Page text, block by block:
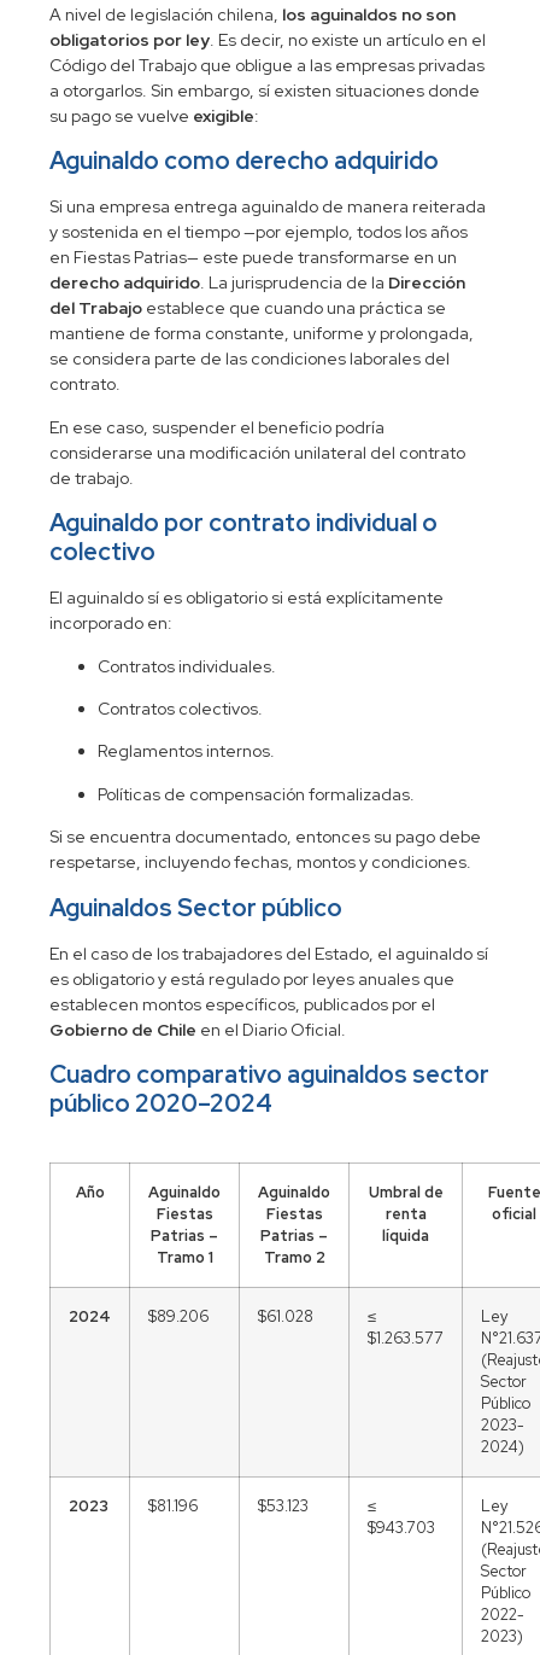
A nivel de legislación chilena, los aguinaldos no son
obligatorios por ley. Es decir, no existe un artículo en el
Código del Trabajo que obligue a las empresas privadas
a otorgarlos. Sin embargo, sí existen situaciones donde
su pago se vuelve exigible:
Aguinaldo como derecho adquirido
Si una empresa entrega aguinaldo de manera reiterada
y sostenida en el tiempo —por ejemplo, todos los años
en Fiestas Patrias— este puede transformarse en un
derecho adquirido. La jurisprudencia de la Dirección
del Trabajo establece que cuando una práctica se
mantiene de forma constante, uniforme y prolongada,
se considera parte de las condiciones laborales del
contrato.
En ese caso, suspender el beneficio podría
considerarse una modificación unilateral del contrato
de trabajo.
Aguinaldo por contrato individual o
colectivo
El aguinaldo sí es obligatorio si está explícitamente
incorporado en:
Contratos individuales.
Contratos colectivos.
Reglamentos internos.
Políticas de compensación formalizadas.
Si se encuentra documentado, entonces su pago debe
respetarse, incluyendo fechas, montos y condiciones.
Aguinaldos Sector público
En el caso de los trabajadores del Estado, el aguinaldo sí
es obligatorio y está regulado por leyes anuales que
establecen montos específicos, publicados por el
Gobierno de Chile en el Diario Oficial.
Cuadro comparativo aguinaldos sector
público 2020–2024
Año
Aguinaldo
Fiestas
Patrias –
Tramo 1
Aguinaldo
Fiestas
Patrias –
Tramo 2
Umbral de
renta
líquida
Fuente
oficial
2024 $89.206 $61.028
≤
$1.263.577
Ley
Sector
Público
2023-
2024)
2023 $81.196 $53.123
≤
$943.703
Ley
Sector
Público
2022-
2023)